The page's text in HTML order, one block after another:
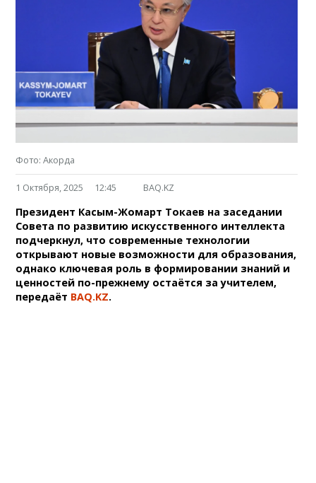
Фото: Акорда
1 Октября, 2025 12:45 BAQ.KZ
Президент Касым-Жомарт Токаев на заседании
Совета по развитию искусственного интеллекта
подчеркнул, что современные технологии
открывают новые возможности для образования,
однако ключевая роль в формировании знаний и
ценностей по-прежнему остаётся за учителем,
передаёт BAQ.KZ.